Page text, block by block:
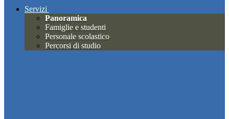
Servizi
Panoramica
Famiglie e studenti
Personale scolastico
Percorsi di studio